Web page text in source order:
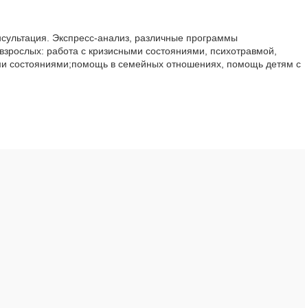
Экспресс-анализ, различные программы
работа с кризисными состояниями, психотравмой,
состояниями;помощь в семейных отношениях, помощь детям с